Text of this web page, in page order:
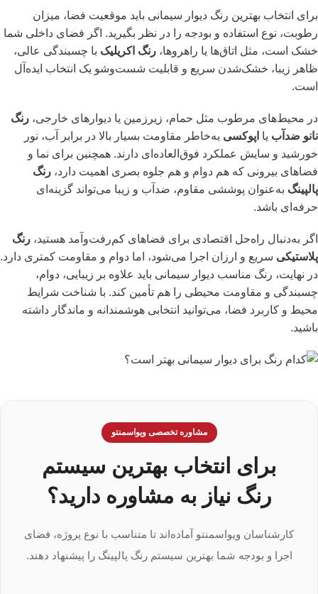
برای انتخاب بهترین رنگ دیوار سیمانی باید موقعیت فضا، میزان
رطوبت، نوع استفاده و بودجه را در نظر بگیرید. اگر فضای داخلی شما
خشک است، مثل اتاق‌ها یا راهروها، رنگ اکریلیک با چسبندگی عالی،
ظاهر زیبا، خشک‌شدن سریع و قابلیت شست‌وشو یک انتخاب ایده‌آل
است.
در محیط‌های مرطوب مثل حمام، زیرزمین یا دیوارهای خارجی، رنگ
نانو ضدآب یا اپوکسی به‌خاطر مقاومت بسیار بالا در برابر آب، نور
خورشید و سایش عملکرد فوق‌العاده‌ای دارند. همچنین برای نما و
فضاهای بیرونی که هم دوام و هم جلوه بصری اهمیت دارد، رنگ
پالپینگ به‌عنوان پوششی مقاوم، ضدآب و زیبا می‌تواند گزینه‌ای
حرفه‌ای باشد.
اگر به‌دنبال راه‌حل اقتصادی برای فضاهای کم‌رفت‌وآمد هستید، رنگ
پلاستیکی سریع و ارزان اجرا می‌شود، اما دوام و مقاومت کمتری دارد.
در نهایت، رنگ مناسب دیوار سیمانی باید علاوه بر زیبایی، دوام،
چسبندگی و مقاومت محیطی را هم تأمین کند. با شناخت شرایط
محیط و کاربرد فضا، می‌توانید انتخابی هوشمندانه و ماندگار داشته
باشید.
مشاوره تخصصی ویواسمنتو
برای انتخاب بهترین سیستم
رنگ نیاز به مشاوره دارید؟
کارشناسان ویواسمنتو آماده‌اند تا متناسب با نوع پروژه، فضای
اجرا و بودجه شما بهترین سیستم رنگ پالپینگ را پیشنهاد دهند.